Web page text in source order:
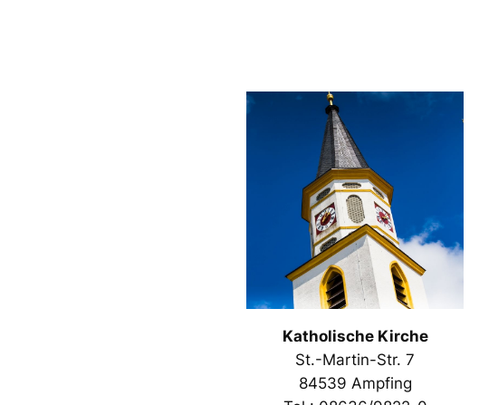
Katholische Kirche
St.-Martin-Str. 7
84539 Ampfing